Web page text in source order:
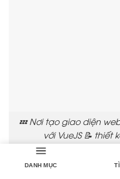
💤 Nơi tạo giao diện
với VueJS 📝 thiết
🛕 3. Làm thế nào để
DANH MỤC